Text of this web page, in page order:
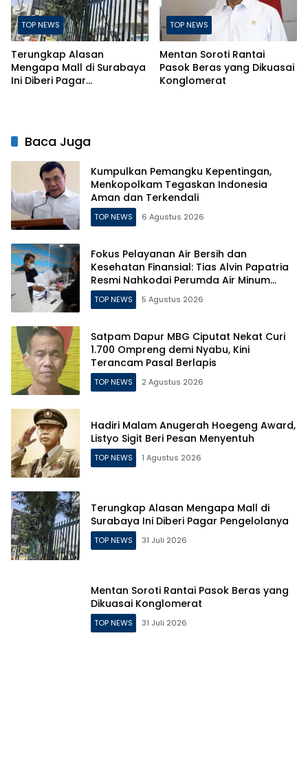
TOP NEWS
Terungkap Alasan
Mengapa Mall di Surabaya
Ini Diberi Pagar
TOP NEWS
Mentan Soroti Rantai
Pasok Beras yang Dikuasai
Konglomerat
Baca Juga
Kumpulkan Pemangku Kepentingan,
Menkopolkam Tegaskan Indonesia
Aman dan Terkendali
TOP NEWS 6 Agustus 2026
Fokus Pelayanan Air Bersih dan
Kesehatan Finansial: Tias Alvin Papatria
Resmi Nahkodai Perumda Air Minum
Surabaya
TOP NEWS 5 Agustus 2026
Satpam Dapur MBG Ciputat Nekat Curi
1.700 Ompreng demi Nyabu, Kini
Terancam Pasal Berlapis
TOP NEWS 2 Agustus 2026
Hadiri Malam Anugerah Hoegeng Award,
Listyo Sigit Beri Pesan Menyentuh
TOP NEWS 1 Agustus 2026
Terungkap Alasan Mengapa Mall di
Surabaya Ini Diberi Pagar Pengelolanya
TOP NEWS 31 Juli 2026
Mentan Soroti Rantai Pasok Beras yang
Dikuasai Konglomerat
TOP NEWS 31 Juli 2026